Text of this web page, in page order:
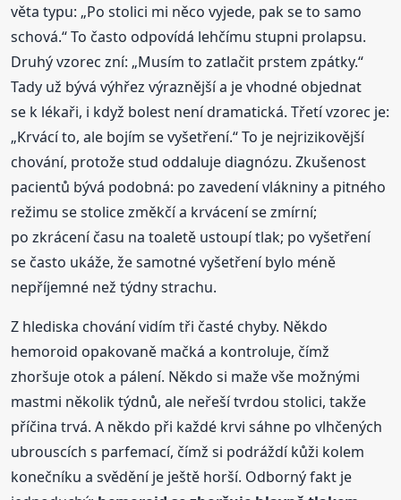
věta typu: „Po stolici mi něco vyjede, pak se to samo
schová.“ To často odpovídá lehčímu stupni prolapsu.
Druhý vzorec zní: „Musím to zatlačit prstem zpátky.“
Tady už bývá výhřez výraznější a je vhodné objednat
se k lékaři, i když bolest není dramatická. Třetí vzorec je:
„Krvácí to, ale bojím se vyšetření.“ To je nejrizikovější
chování, protože stud oddaluje diagnózu. Zkušenost
pacientů bývá podobná: po zavedení vlákniny a pitného
režimu se stolice změkčí a krvácení se zmírní;
po zkrácení času na toaletě ustoupí tlak; po vyšetření
se často ukáže, že samotné vyšetření bylo méně
nepříjemné než týdny strachu.
Z hlediska chování vidím tři časté chyby. Někdo
hemoroid opakovaně mačká a kontroluje, čímž
zhoršuje otok a pálení. Někdo si maže vše možnými
mastmi několik týdnů, ale neřeší tvrdou stolici, takže
příčina trvá. A někdo při každé krvi sáhne po vlhčených
ubrouscích s parfemací, čímž si podráždí kůži kolem
konečníku a svědění je ještě horší. Odborný fakt je